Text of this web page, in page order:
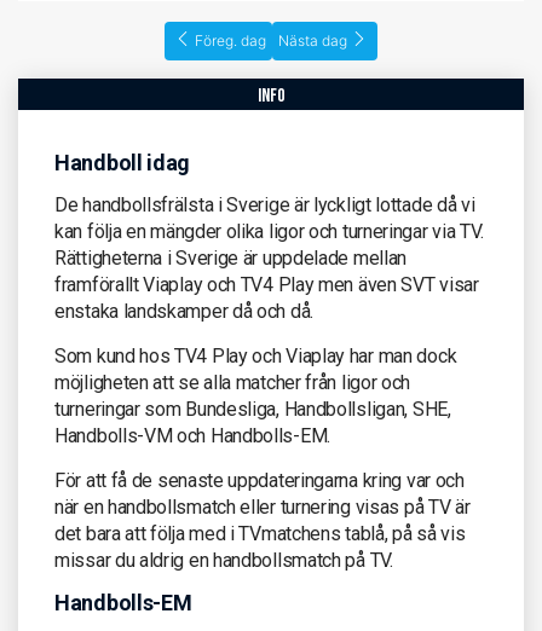
Föreg. dag Nästa dag
info
Handboll idag
De handbollsfrälsta i Sverige är lyckligt lottade då vi
kan följa en mängder olika ligor och turneringar via TV.
Rättigheterna i Sverige är uppdelade mellan
framförallt Viaplay och TV4 Play men även SVT visar
enstaka landskamper då och då.
Som kund hos TV4 Play och Viaplay har man dock
möjligheten att se alla matcher från ligor och
turneringar som Bundesliga, Handbollsligan, SHE,
Handbolls-VM och Handbolls-EM.
För att få de senaste uppdateringarna kring var och
när en handbollsmatch eller turnering visas på TV är
det bara att följa med i TVmatchens tablå, på så vis
missar du aldrig en handbollsmatch på TV.
Handbolls-EM